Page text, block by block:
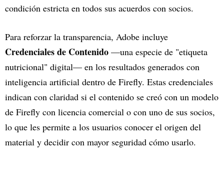
condición estricta en todos sus acuerdos con socios.
Para reforzar la transparencia, Adobe incluye
Credenciales de Contenido —una especie de "etiqueta
nutricional" digital— en los resultados generados con
inteligencia artificial dentro de Firefly. Estas credenciales
indican con claridad si el contenido se creó con un modelo
de Firefly con licencia comercial o con uno de sus socios,
lo que les permite a los usuarios conocer el origen del
material y decidir con mayor seguridad cómo usarlo.